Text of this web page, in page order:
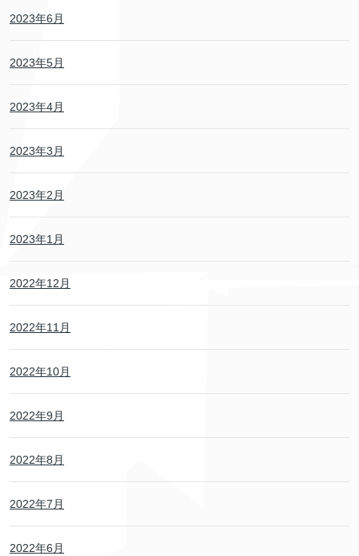
2023年6月
2023年5月
2023年4月
2023年3月
2023年2月
2023年1月
2022年12月
2022年11月
2022年10月
2022年9月
2022年8月
2022年7月
2022年6月